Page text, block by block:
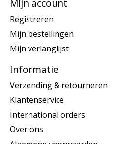
Mijn account
Registreren
Mijn bestellingen
Mijn verlanglijst
Informatie
Verzending & retourneren
Klantenservice
International orders
Over ons